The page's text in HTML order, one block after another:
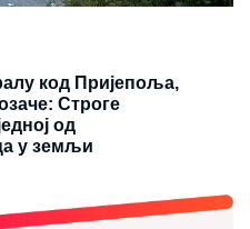
код Пријепоља,
Строге
од
у земљи